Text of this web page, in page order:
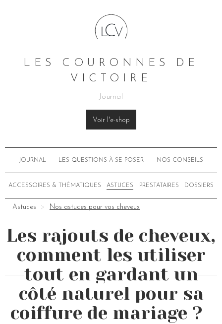
LES COURONNES DE
VICTOIRE
Journal
Voir l'e-shop
JOURNAL LES QUESTIONS À SE POSER NOS CONSEILS
ACCESSOIRES & THÉMATIQUES ASTUCES PRESTATAIRES DOSSIERS
Astuces Nos astuces pour vos cheveux
Les rajouts de cheveux,
comment les utiliser
tout en gardant un
côté naturel pour sa
coiffure de mariage ?